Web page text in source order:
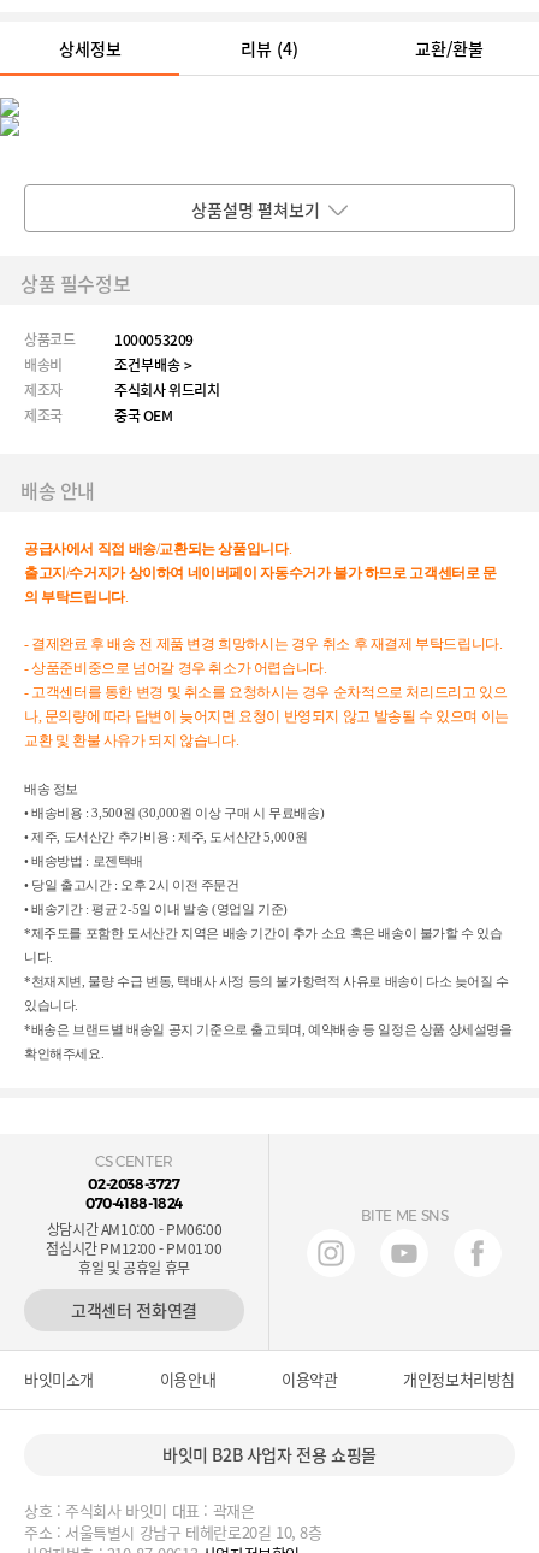
상세정보 리뷰 (4) 교환/환불
상품설명 펼쳐보기
상품 필수정보
상품코드
1000053209
배송비
조건부배송 >
제조자
주식회사 위드리치
제조국
중국 OEM
배송 안내
공급사에서 직접 배송/교환되는상품입니다.
출고지 /수거지가 상이하여 네이버페이 자동수거가 불가하므로고객센터로문
의 부탁드립니다.
- 결제완료 후 배송 전 제품 변경 희망하시는 경우 취소 후 재결제 부탁드립니다.
- 상품준비중으로 넘어갈 경우 취소가 어렵습니다.
- 고객센터를 통한 변경 및 취소를 요청하시는 경우 순차적으로 처리드리고 있으
나, 문의량에 따라 답변이 늦어지면 요청이 반영되지 않고 발송될 수 있으며 이는
교환 및 환불 사유가 되지 않습니다.
배송 정보
• 배송비용 : 3,500원 (30,000원 이상 구매 시 무료배송)
• 제주, 도서산간 추가비용 : 제주, 도서산간 5,000원
• 배송방법 : 로젠택배
• 당일 출고시간 : 오후 2시 이전 주문건
• 배송기간 : 평균 2-5일 이내 발송 (영업일 기준)
*제주도를 포함한 도서산간 지역은 배송 기간이 추가 소요 혹은 배송이 불가할 수 있습
니다.
*천재지변, 물량 수급 변동, 택배사 사정 등의 불가항력적 사유로 배송이 다소 늦어질 수
있습니다.
*배송은 브랜드별 배송일 공지 기준으로 출고되며, 예약배송 등 일정은 상품 상세설명을
확인해주세요.
CS CENTER
02-2038-3727
070-4188-1824
상담시간 AM10:00 - PM06:00
점심시간 PM12:00 - PM01:00
휴일 및 공휴일 휴무
고객센터 전화연결
BITE ME SNS
바잇미소개 이용안내 이용약관 개인정보처리방침
바잇미 B2B 사업자 전용 쇼핑몰
상호 : 주식회사 바잇미 대표 : 곽재은
주소 : 서울특별시 강남구 테헤란로20길 10, 8층